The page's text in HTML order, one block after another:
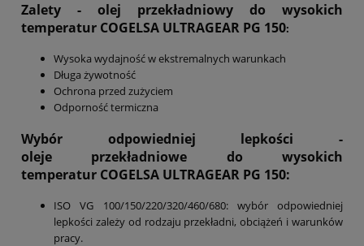
Zalety - olej przekładniowy do wysokich
temperatur COGELSA ULTRAGEAR PG 150:
Wysoka wydajność w ekstremalnych warunkach
Długa żywotność
Ochrona przed zużyciem
Odporność termiczna
Wybór odpowiedniej lepkości -
oleje przekładniowe do wysokich
temperatur COGELSA ULTRAGEAR PG 150:
ISO VG 100/150/220/320/460/680: wybór odpowiedniej
lepkości zależy od rodzaju przekładni, obciążeń i warunków
pracy.